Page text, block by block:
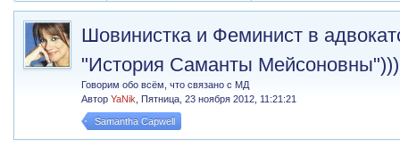
Шовинистка и Феминист в
"История Саманты
Говорим обо всём, что связано с МД
АвторYaNik ,Пятница, 23 ноября 2012, 11:21:21
Samantha Capwell